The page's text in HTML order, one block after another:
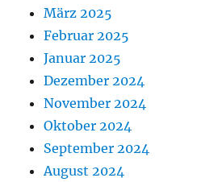
März 2025
Februar 2025
Januar 2025
Dezember 2024
November 2024
Oktober 2024
September 2024
August 2024